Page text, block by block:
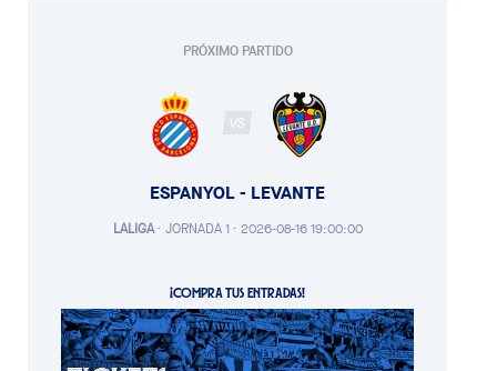
PRÓXIMO PARTIDO
VS
ESPANYOL - LEVANTE
LALIGA· JORNADA 1 · 2026-08-16 19:00:00
¡COMPRA TUS ENTRADAS!